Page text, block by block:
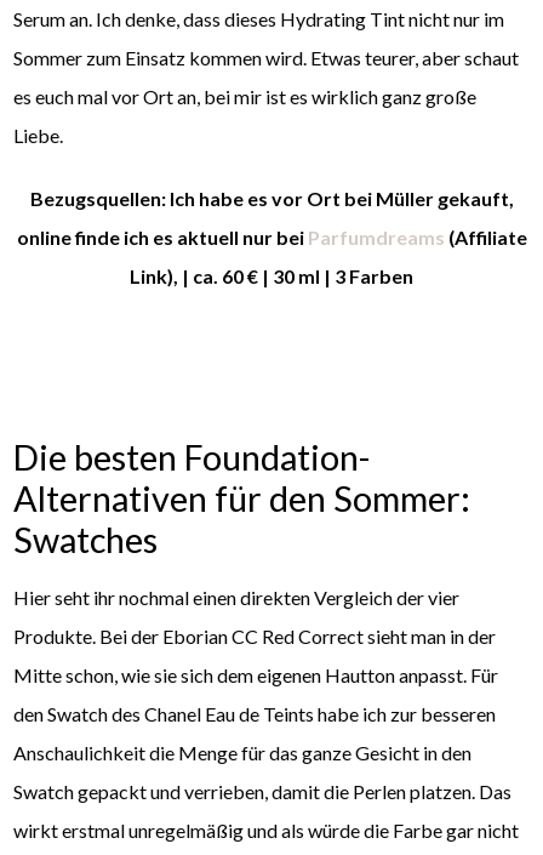
Serum an. Ich denke, dass dieses Hydrating Tint nicht nur im
Sommer zum Einsatz kommen wird. Etwas teurer, aber schaut
es euch mal vor Ort an, bei mir ist es wirklich ganz große
Liebe.
Bezugsquellen: Ich habe es vor Ort bei Müller gekauft,
online finde ich es aktuell nur bei Parfumdreams (Affiliate
Link), | ca. 60 € | 30 ml | 3 Farben
Die besten Foundation-
Alternativen für den Sommer:
Swatches
Hier seht ihr nochmal einen direkten Vergleich der vier
Produkte. Bei der Eborian CC Red Correct sieht man in der
Mitte schon, wie sie sich dem eigenen Hautton anpasst. Für
den Swatch des Chanel Eau de Teints habe ich zur besseren
Anschaulichkeit die Menge für das ganze Gesicht in den
Swatch gepackt und verrieben, damit die Perlen platzen. Das
wirkt erstmal unregelmäßig und als würde die Farbe gar nicht